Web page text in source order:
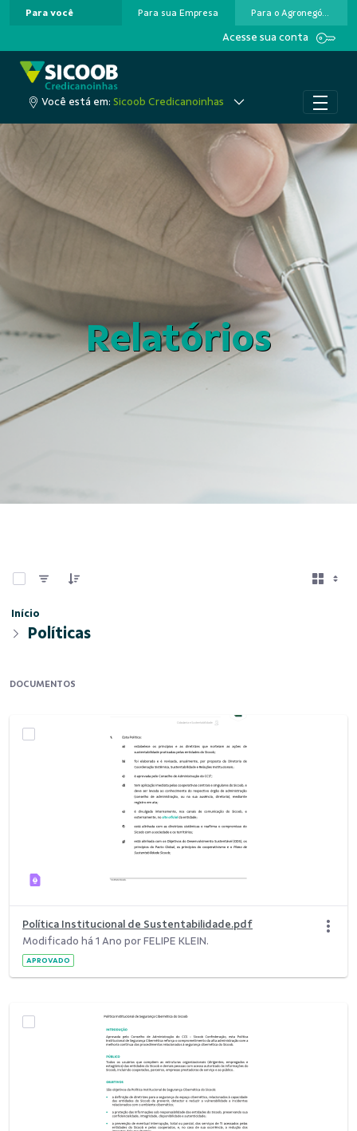
Pular para o Conteúdo principal
Para você Para sua Empresa Para o Agronegócio
Acesse sua conta
Você está em: Sicoob Credicanoinhas
Relatórios
Início
Políticas
DOCUMENTOS
Política Institucional de Sustentabilidade.pdf
Modificado há 1 Ano por FELIPE KLEIN.
APROVADO